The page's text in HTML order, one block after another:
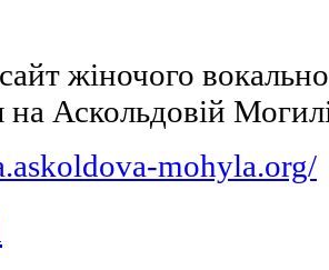
жіночого
Аскольдовій
mohyla.org/